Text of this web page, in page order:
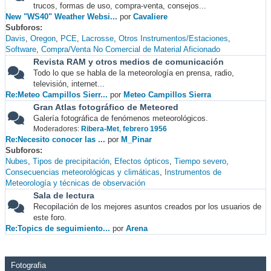
trucos, formas de uso, compra-venta, consejos...
New "WS40" Weather Websi... por Cavaliere
Subforos
Davis Oregon PCE Lacrosse Otros Instrumentos/Estaciones
Software Compra/Venta No Comercial de Material Aficionado
Revista RAM y otros medios de comunicación
Todo lo que se habla de la meteorología en prensa, radio,
televisión, internet...
Re:Meteo Campillos Sierr... por Meteo Campillos Sierra
Gran Atlas fotográfico de Meteored
Galería fotográfica de fenómenos meteorológicos.
Moderadores: Ribera-Met, febrero 1956
Re:Necesito conocer las ... por M_Pinar
Subforos
Nubes Tipos de precipitación Efectos ópticos Tiempo severo
Consecuencias meteorológicas y climáticas
Instrumentos de
Meteorología y técnicas de observación
Sala de lectura
Recopilación de los mejores asuntos creados por los usuarios de
este foro.
Re:Topics de seguimiento... por Arena
Fotografia